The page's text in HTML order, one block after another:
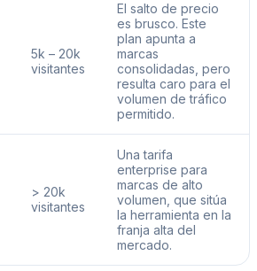
5k – 20k
visitantes
El salto de precio
es brusco. Este
plan apunta a
marcas
consolidadas, pero
resulta caro para el
volumen de tráfico
permitido.
> 20k
visitantes
Una tarifa
enterprise para
marcas de alto
volumen, que sitúa
la herramienta en la
franja alta del
mercado.